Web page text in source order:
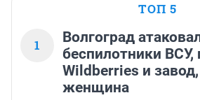
ТОП 5
1
Волгоград
беспилотники ВСУ,
Wildberries и
женщина